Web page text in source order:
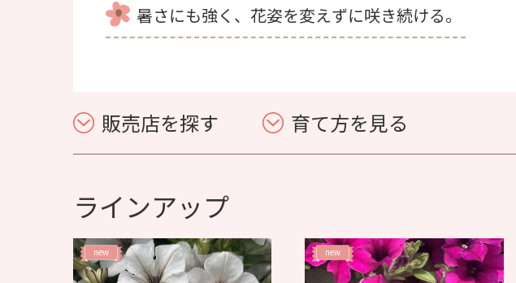
暑さにも強く、花姿を変えずに咲き続ける。
販売店を探す 育て方を見る
ラインアップ